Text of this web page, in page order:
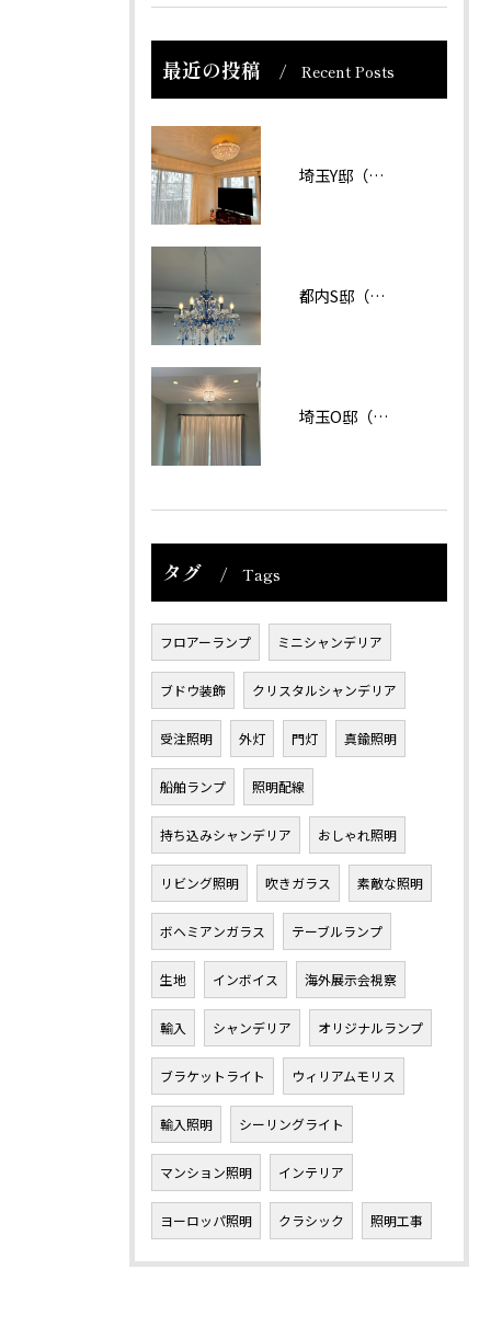
最近の投稿 Recent Posts
埼玉Y邸（マンション）
都内S邸（マンション）
埼玉O邸（戸建て）
タグ Tags
フロアーランプ ミニシャンデリア
ブドウ装飾 クリスタルシャンデリア
受注照明 外灯 門灯 真鍮照明
船舶ランプ 照明配線
持ち込みシャンデリア おしゃれ照明
リビング照明 吹きガラス 素敵な照明
ボヘミアンガラス テーブルランプ
生地 インボイス 海外展示会視察
輸入 シャンデリア オリジナルランプ
ブラケットライト ウィリアムモリス
輸入照明 シーリングライト
マンション照明 インテリア
ヨーロッパ照明 クラシック 照明工事